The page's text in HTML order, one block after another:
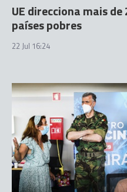
UE direcciona mais
países pobres
22 Jul 16:24